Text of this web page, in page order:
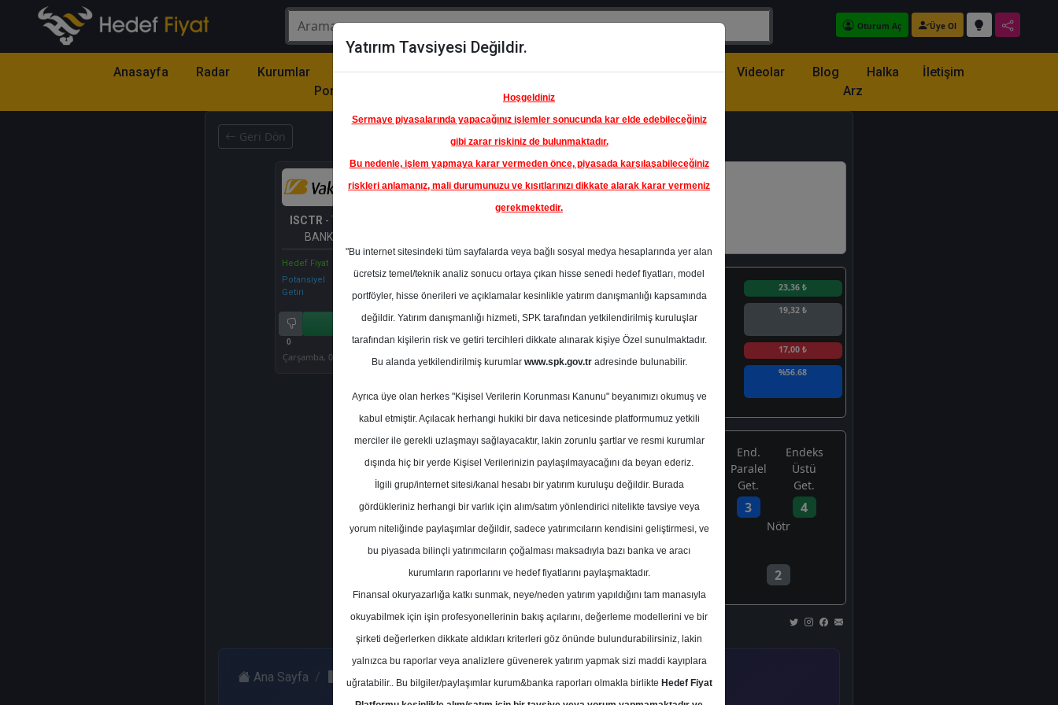
Oturum Aç Üye Ol
Anasayfa Radar Kurumlar
Model
Portföy
Hisse
Öne
Çıkanlar
Raporlar Partnerlerimiz Videolar Blog
Halka
Arz
İletişim
Geri Dön
ISCTR - TÜRKİYE İŞ
BANKASI A.Ş.
Hedef Fiyat
Potansiyel
Getiri
%0.00
0 1
Çarşamba, 06 Ağustos 2025
En Yüksek Tahmin 23,36 ₺
Ortalama Fiyat
Tahmini
19,32 ₺
17,00 ₺
Potansiyeli
%56.68
Kurum Sayısı
21
10 1
End.
Paralel
Get.
3
Endeks
Üstü
Get.
4
Tavsiye Yok Nötr
2
Çarşamba, 06 Ağustos 2025
Ana Sayfa Vakıf Yatırım ISCTR Hedef Fiyat
Yatırım Tavsiyesi Değildir.
Hoşgeldiniz
Sermaye piyasalarında yapacağınız işlemler sonucunda kar elde edebileceğiniz
gibi zarar riskiniz de bulunmaktadır.
Bu nedenle, işlem yapmaya karar vermeden önce, piyasada karşılaşabileceğiniz
riskleri anlamanız, mali durumunuzu ve kısıtlarınızı dikkate alarak karar vermeniz
gerekmektedir.
"Bu internet sitesindeki tüm sayfalarda veya bağlı sosyal medya hesaplarında yer alan
ücretsiz temel/teknik analiz sonucu ortaya çıkan hisse senedi hedef fiyatları, model
portföyler, hisse önerileri ve açıklamalar kesinlikle yatırım danışmanlığı kapsamında
değildir. Yatırım danışmanlığı hizmeti, SPK tarafından yetkilendirilmiş kuruluşlar
tarafından kişilerin risk ve getiri tercihleri dikkate alınarak kişiye Özel sunulmaktadır.
Bu alanda yetkilendirilmiş kurumlar www.spk.gov.tradresinde bulunabilir.
Ayrıca üye olan herkes "Kişisel Verilerin Korunması Kanunu" beyanımızı okumuş ve
kabul etmiştir. Açılacak herhangi hukiki bir dava neticesinde platformumuz yetkili
merciler ile gerekli uzlaşmayı sağlayacaktır, lakin zorunlu şartlar ve resmi kurumlar
dışında hiç bir yerde Kişisel Verilerinizin paylaşılmayacağını da beyan ederiz.
İlgili grup/internet sitesi/kanal hesabı bir yatırım kuruluşu değildir. Burada
gördükleriniz herhangi bir varlık için alım/satım yönlendirici nitelikte tavsiye veya
yorum niteliğinde paylaşımlar değildir, sadece yatırımcıların kendisini geliştirmesi, ve
bu piyasada bilinçli yatırımcıların çoğalması maksadıyla bazı banka ve aracı
kurumların raporlarını ve hedef fiyatlarını paylaşmaktadır.
Finansal okuryazarlığa katkı sunmak, neye/neden yatırım yapıldığını tam manasıyla
okuyabilmek için işin profesyonellerinin bakış açılarını, değerleme modellerini ve bir
şirketi değerlerken dikkate aldıkları kriterleri göz önünde bulundurabilirsiniz, lakin
yalnızca bu raporlar veya analizlere güvenerek yatırım yapmak sizi maddi kayıplara
uğratabilir.. Bu bilgiler/paylaşımlar kurum&banka raporları olmakla birlikte Hedef Fiyat